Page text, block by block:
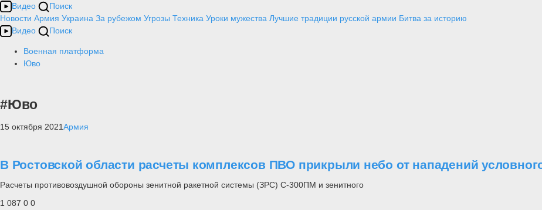
Видео
Поиск
Новости Армия Украина За рубежом Угрозы Техника Уроки мужества Лучшие традиции русской армии Битва за историю
Видео
Поиск
Военная платформа
Юво
#Юво
15 октября 2021Армия
В Ростовской области расчеты комплексов ПВО прикрыли небо от нападений
Расчеты противовоздушной обороны зенитной ракетной системы (ЗРС) С-300ПМ и зенитного
1 087 0 0